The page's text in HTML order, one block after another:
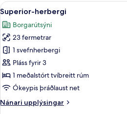
Skoða
allar
myndir
fyrir
Superior-
herbergi
11
Superior-herbergi
Borgarútsýni
23 fermetrar
1 svefnherbergi
Pláss fyrir 3
1 meðalstórt tvíbreitt rúm
Ókeypis þráðlaust net
Nánari upplýsingar
Nánari